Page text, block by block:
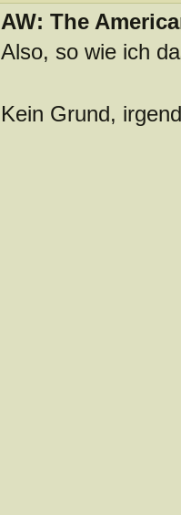
AW: The
Also, so wie ich
Kein Grund,